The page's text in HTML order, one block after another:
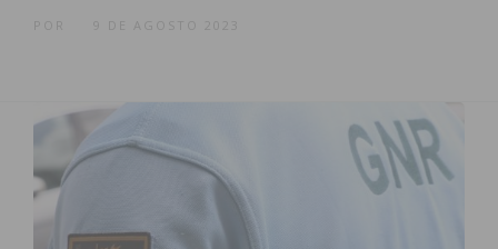
9 DE AGOSTO 2023